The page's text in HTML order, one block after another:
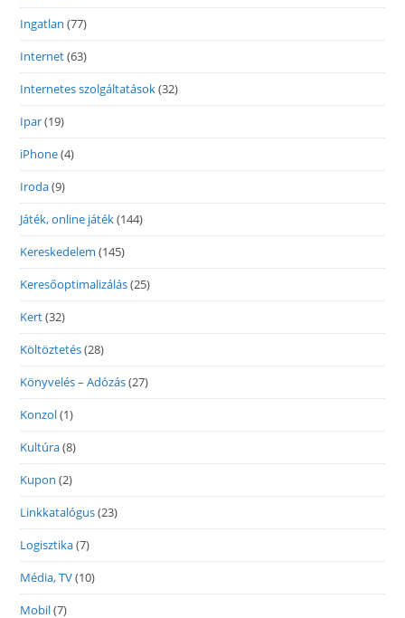
Ingatlan (77)
Internet(63)
Internetes szolgáltatások(32)
Ipar(19)
iPhone(4)
Iroda(9)
Játék, online játék(144)
Kereskedelem (145)
Keresőoptimalizálás(25)
Kert(32)
Költöztetés(28)
Könyvelés – Adózás(27)
Konzol(1)
Kultúra(8)
Kupon (2)
Linkkatalógus(23)
Logisztika(7)
Média, TV(10)
Mobil(7)